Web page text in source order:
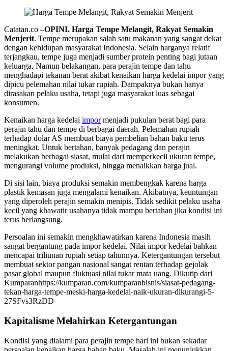
Catatan.co –OPINI. Harga Tempe Melangit, Rakyat Semakin
Menjerit. Tempe merupakan salah satu makanan yang sangat dekat
dengan kehidupan masyarakat Indonesia. Selain harganya relatif
terjangkau, tempe juga menjadi sumber protein penting bagi jutaan
keluarga. Namun belakangan, para perajin tempe dan tahu
menghadapi tekanan berat akibat kenaikan harga kedelai impor yang
dipicu pelemahan nilai tukar rupiah. Dampaknya bukan hanya
dirasakan pelaku usaha, tetapi juga masyarakat luas sebagai
konsumen.
Kenaikan harga kedelai impormenjadi pukulan berat bagi para
perajin tahu dan tempe di berbagai daerah. Pelemahan rupiah
terhadap dolar AS membuat biaya pembelian bahan baku terus
meningkat. Untuk bertahan, banyak pedagang dan perajin
melakukan berbagai siasat, mulai dari memperkecil ukuran tempe,
mengurangi volume produksi, hingga menaikkan harga jual.
Di sisi lain, biaya produksi semakin membengkak karena harga
plastik kemasan juga mengalami kenaikan. Akibatnya, keuntungan
yang diperoleh perajin semakin menipis. Tidak sedikit pelaku usaha
kecil yang khawatir usahanya tidak mampu bertahan jika kondisi ini
terus berlangsung.
Persoalan ini semakin mengkhawatirkan karena Indonesia masih
sangat bergantung pada impor kedelai. Nilai impor kedelai bahkan
mencapai triliunan rupiah setiap tahunnya. Ketergantungan tersebut
membuat sektor pangan nasional sangat rentan terhadap gejolak
pasar global maupun fluktuasi nilai tukar mata uang. Dikutip dari
Kumparanhttps://kumparan.com/kumparanbisnis/siasat-pedagang-
tekan-harga-tempe-meski-harga-kedelai-naik-ukuran-dikurangi-5-
27SFvs3RzDD
Kapitalisme Melahirkan Ketergantungan
Kondisi yang dialami para perajin tempe hari ini bukan sekadar